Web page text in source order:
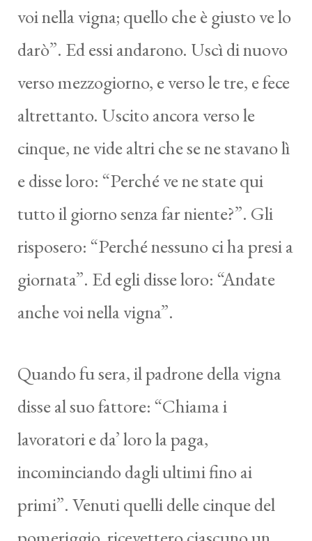
voi nella vigna; quello che è giusto ve lo
darò”. Ed essi andarono. Uscì di nuovo
verso mezzogiorno, e verso le tre, e fece
altrettanto. Uscito ancora verso le
cinque, ne vide altri che se ne stavano lì
e disse loro: “Perché ve ne state qui
tutto il giorno senza far niente?”. Gli
risposero: “Perché nessuno ci ha presi a
giornata”. Ed egli disse loro: “Andate
anche voi nella vigna”.
Quando fu sera, il padrone della vigna
disse al suo fattore: “Chiama i
lavoratori e da’ loro la paga,
incominciando dagli ultimi fino ai
primi”. Venuti quelli delle cinque del